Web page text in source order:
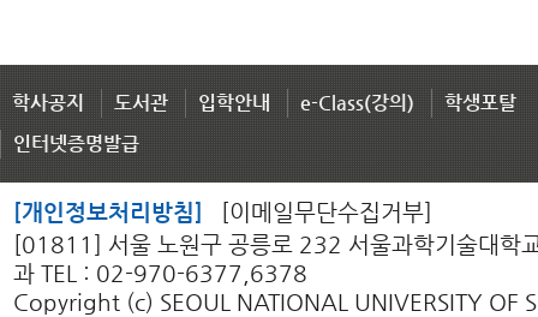
학사공지 도서관 입학안내 e-Class(강의)
학생포탈
인터넷증명발급
[개인정보처리방침]
[이메일무단수집거부]
[01811] 서울 노원구 공릉로 232 서울과학기술대학
과 TEL : 02-970-6377,6378
Copyright (c) SEOUL NATIONAL UNIVERSITY OF